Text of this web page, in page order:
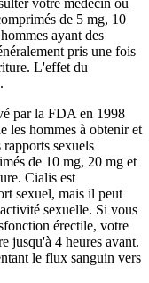
votre médecin ou
de 5 mg, 10
ayant des
pris une fois
L'effet du
par la FDA en 1998
les hommes à obtenir et
sexuels
de 10 mg, 20 mg et
Cialis est
sexuel, mais il peut
sexuelle. Si vous
érectile, votre
jusqu'à 4 heures avant.
le flux sanguin vers